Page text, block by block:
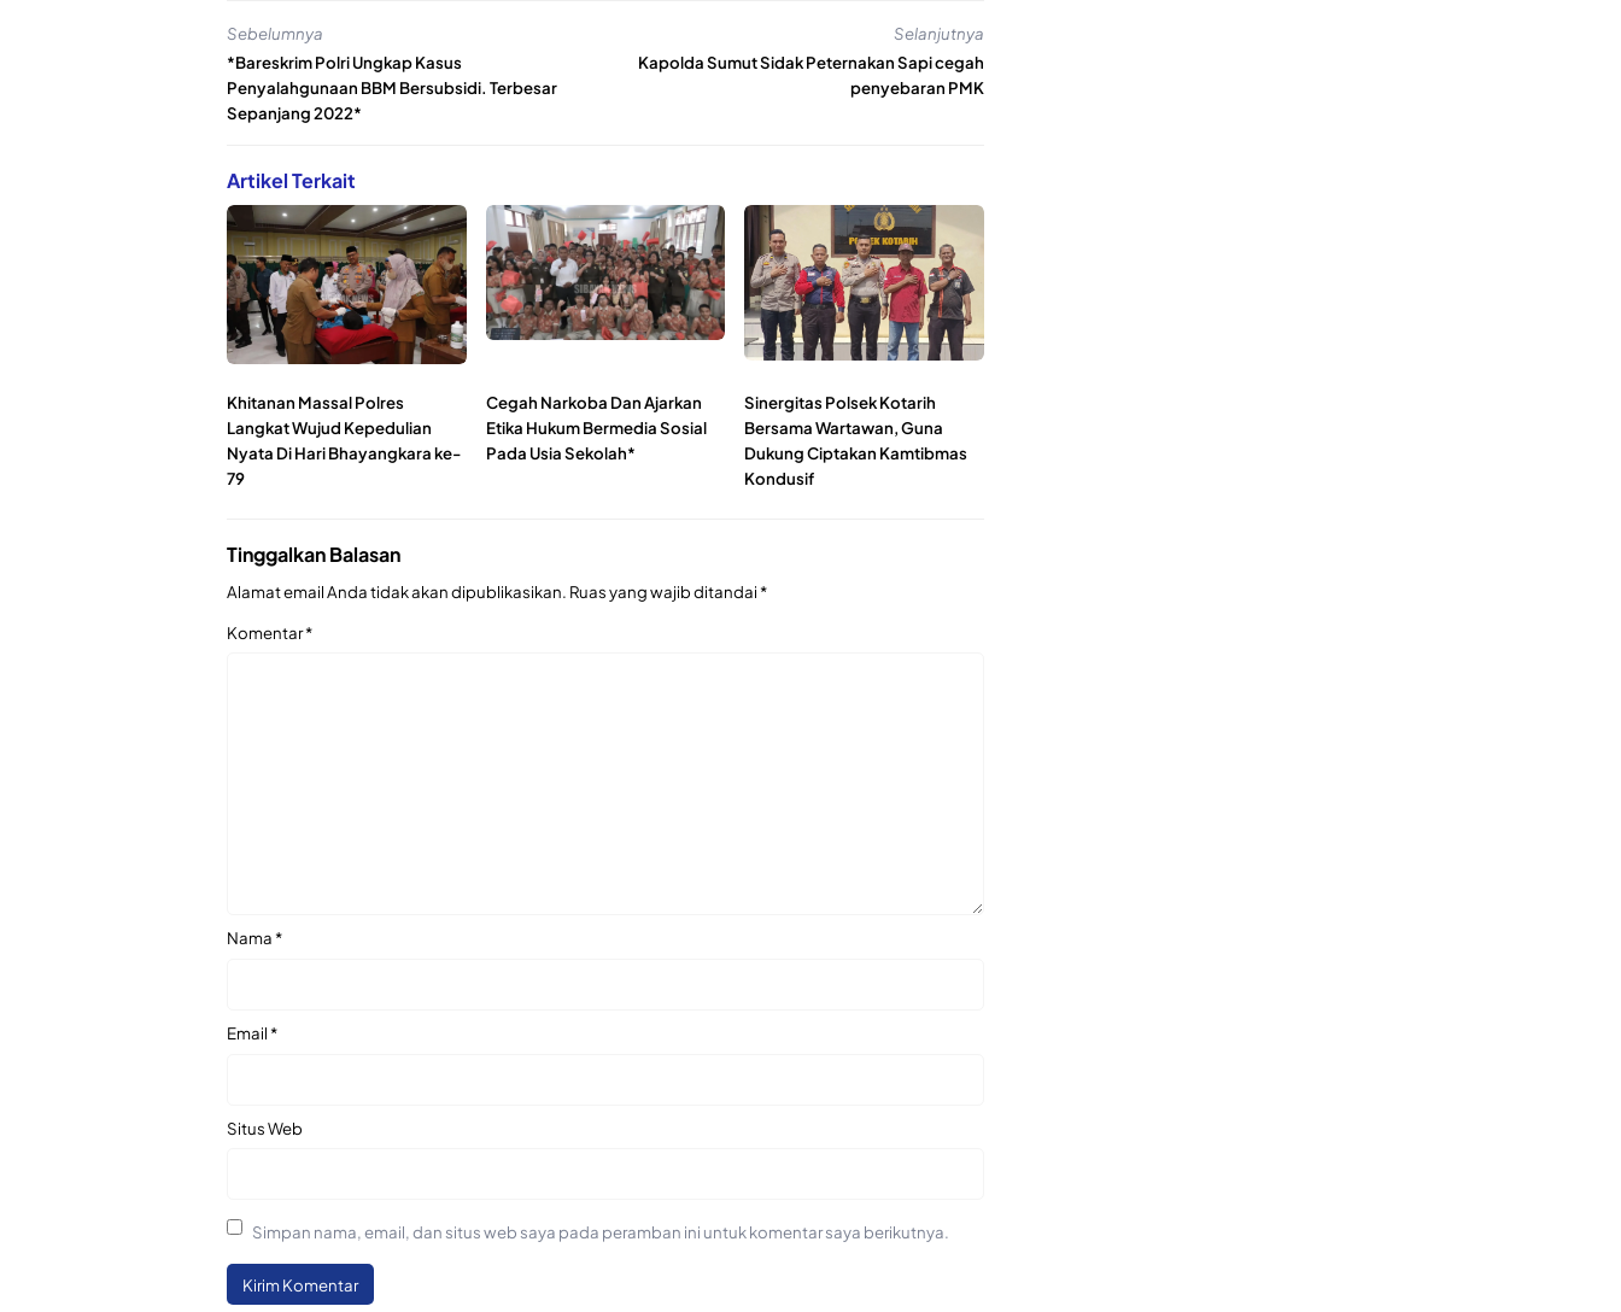
Sebelumnya
*Bareskrim Polri Ungkap Kasus
Penyalahgunaan BBM Bersubsidi. Terbesar
Sepanjang 2022*
Selanjutnya
Kapolda Sumut Sidak Peternakan Sapi cegah
penyebaran PMK
Artikel Terkait
Khitanan Massal Polres
Langkat Wujud Kepedulian
Nyata Di Hari Bhayangkara ke-
79
Cegah Narkoba Dan Ajarkan
Etika Hukum Bermedia Sosial
Pada Usia Sekolah*
Sinergitas Polsek Kotarih
Bersama Wartawan, Guna
Dukung Ciptakan Kamtibmas
Kondusif
Tinggalkan Balasan
Alamat email Anda tidak akan dipublikasikan. Ruas yang wajib ditandai*
Komentar*
Nama*
Email*
Situs Web
Simpan nama, email, dan situs web saya pada peramban ini untuk komentar saya berikutnya.